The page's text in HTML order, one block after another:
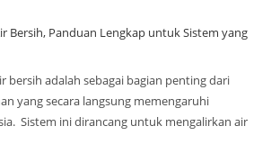
Bersih, Panduan Lengkap untuk Sistem yang
bersih adalah sebagai bagian penting dari
yang secara langsung memengaruhi
Sistem ini dirancang untuk mengalirkan air